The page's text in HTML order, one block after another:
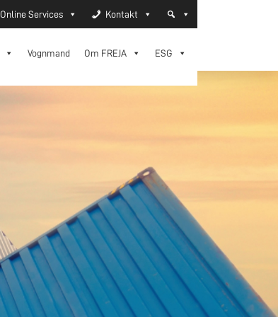
Online Services Kontakt
Vognmand Om FREJA
ESG